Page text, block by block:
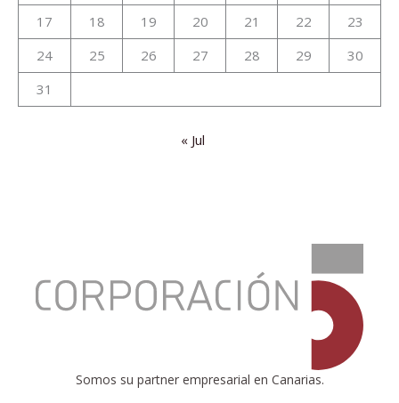
17
18 19 20 21 22
23
24
25 26 27 28 29
30
31
« Jul
Somos su partner empresarial en Canarias.
Consejo
de